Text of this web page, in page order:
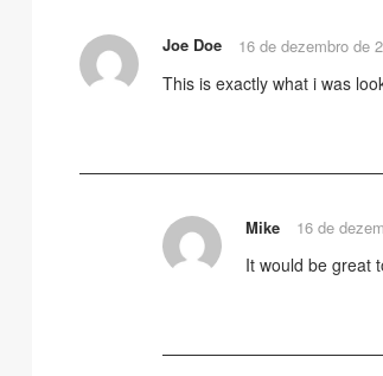
Joe Doe 16 de dezembro de
This is exactly what i was
Mike 16 de
It would be great